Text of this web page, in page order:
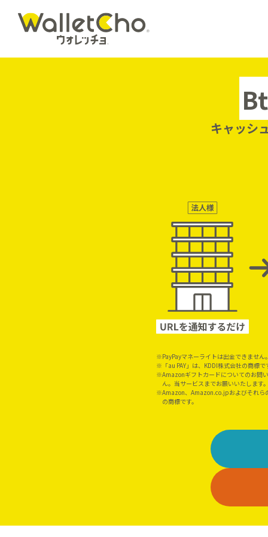
キャッシ
PayPayマネーライトは出金できません
「au PAY」は、KDDI株式会社の商標で
Amazonギフトカードについてのお問
ん。当サービスまでお願いいたします
Amazon、Amazon.co.jpおよびそれら
の商標です。